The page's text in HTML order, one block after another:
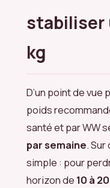
stabiliser
kg
D’un point de
poids
santé et par WW
par semaine.
simple : pour
horizon de 10 à